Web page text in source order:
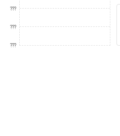
???
???
???